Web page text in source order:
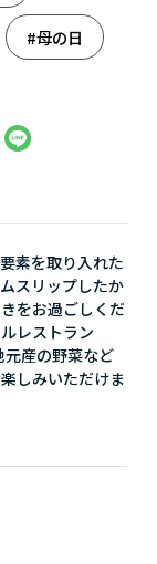
#母の日
素を取り入れた
スリップしたか
をお過ごしくだ
レストラン
元産の野菜など
しみいただけま